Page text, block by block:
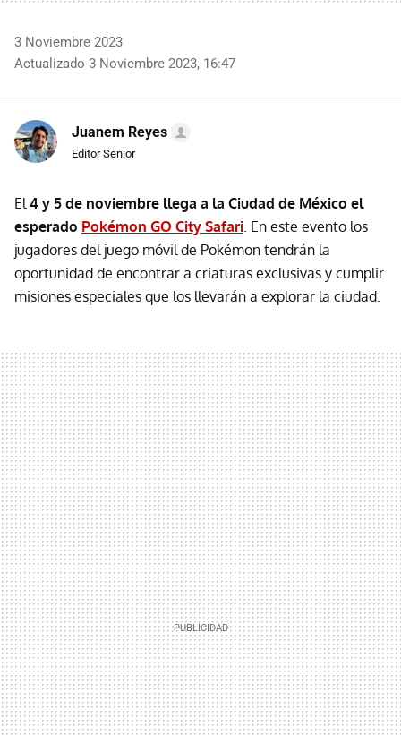
3 Noviembre 2023
Actualizado 3 Noviembre 2023, 16:47
Juanem Reyes
Editor Senior
El4 y 5 de noviembre llega a la Ciudad de México el
esperado Pokémon GO City Safari. En este evento los
jugadores del juego móvil de Pokémon tendrán la
oportunidad de encontrar a criaturas exclusivas y cumplir
misiones especiales que los llevarán a explorar la ciudad.